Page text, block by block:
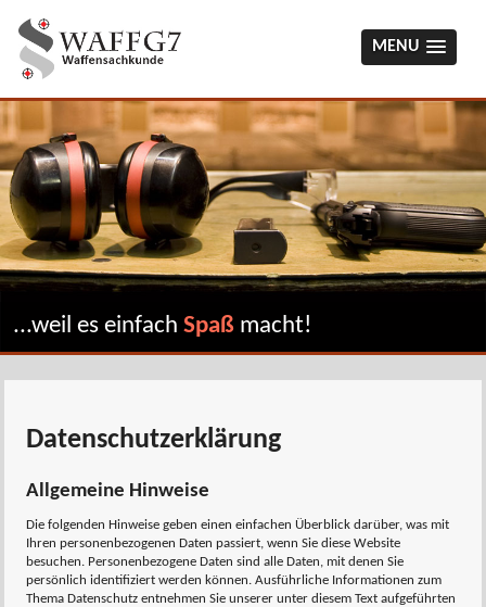
MENU
...weil es einfach Spaßmacht!
Datenschutzerklärung
Allgemeine Hinweise
Die folgenden Hinweise geben einen einfachen Überblick darüber, was mit
Ihren personenbezogenen Daten passiert, wenn Sie diese Website
besuchen. Personenbezogene Daten sind alle Daten, mit denen Sie
persönlich identifiziert werden können. Ausführliche Informationen zum
Thema Datenschutz entnehmen Sie unserer unter diesem Text aufgeführten